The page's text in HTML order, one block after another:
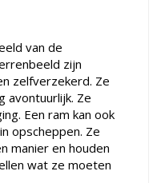
van de
zijn
zelfverzekerd. Ze
avontuurlijk. Ze
Een ram kan ook
opscheppen. Ze
manier en houden
wat ze moeten